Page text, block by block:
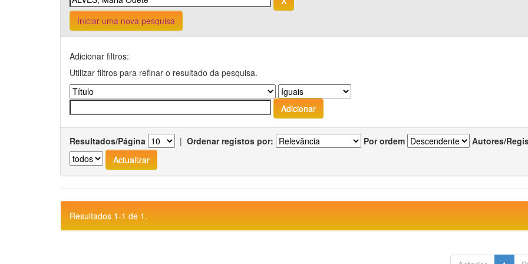
Iniciar uma nova pesquisa
Adicionar filtros:
Utilizar filtros para refinar o resultado da pesquisa.
Resultados/Página | Ordenar registos por: Por ordem Autores/
Resultados 1-1 de 1.